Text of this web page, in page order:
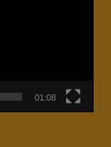
01:08